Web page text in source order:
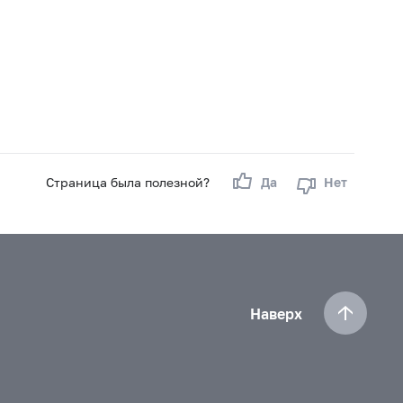
Страница была полезной? Да Нет
Наверх